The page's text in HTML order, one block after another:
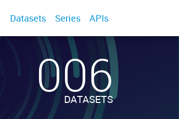
Datasets Series APIs
006
DATASETS